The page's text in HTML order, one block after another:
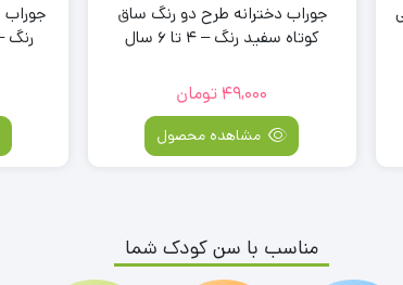
جوراب طرح ساده ساق بلند طوسی
رنگ – 12 تا 24 ماه کد 220352
39,000 تومان
مشاهده محصول
پک سه
مناسب با سن کودک شما